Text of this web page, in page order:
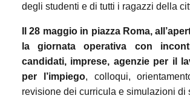
degli studenti e di tutti i ragazzi della
Il 28 maggio in piazza Roma,
la giornata operativa con
candidati, imprese, agenzie per il
per l’impiego, colloqui,
revisione dei curricula e simulazioni di